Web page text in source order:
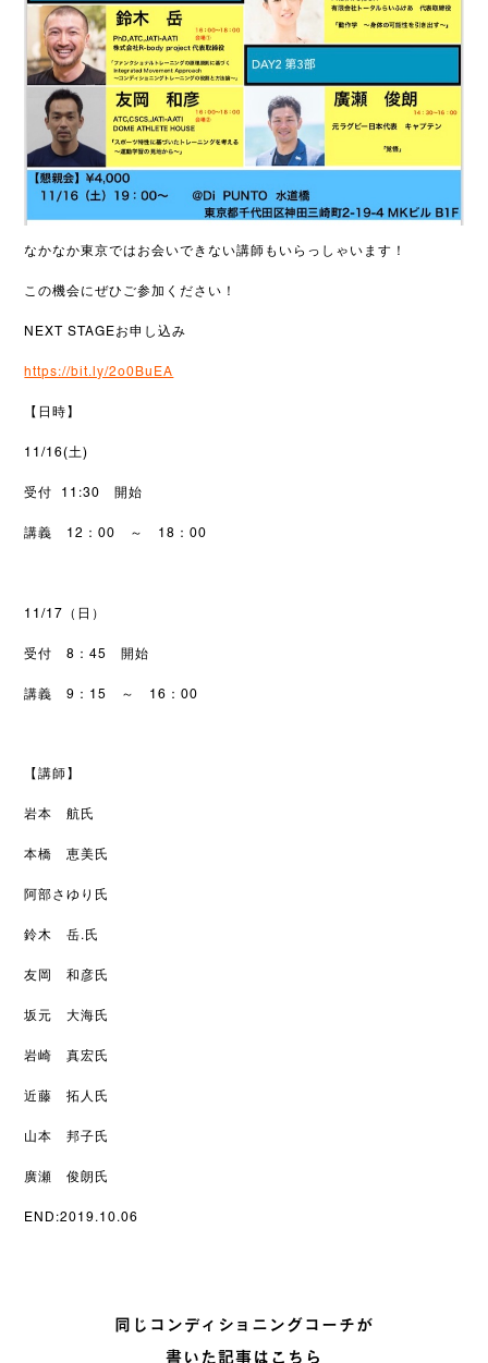
なかなか東京ではお会いできない講師もいらっしゃいます！
この機会にぜひご参加ください！
NEXT STAGEお申し込み
https://bit.ly/2o0BuEA
【日時】
11/16(土)
受付 11:30 開始
講義 12：00 ～ 18：00
11/17（日）
受付 8：45 開始
講義 9：15 ～ 16：00
【講師】
岩本 航氏
本橋 恵美氏
阿部さゆり氏
鈴木 岳.氏
友岡 和彦氏
坂元 大海氏
岩崎 真宏氏
近藤 拓人氏
山本 邦子氏
廣瀬 俊朗氏
END:2019.10.06
同じコンディショニングコーチが
書いた記事はこちら